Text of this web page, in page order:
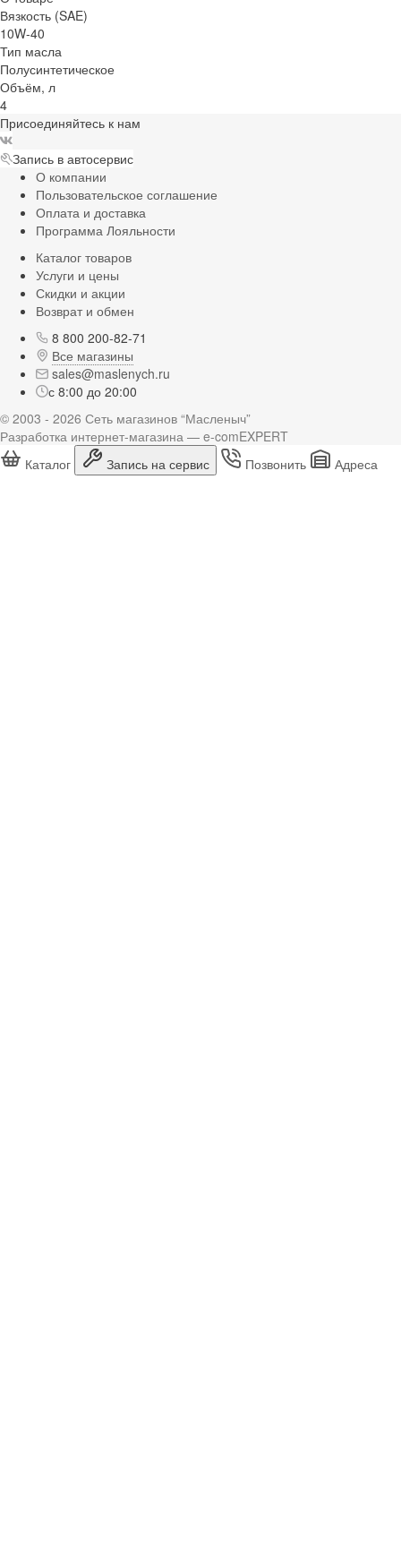
Вязкость (SAE)
10W-40
Тип масла
Полусинтетическое
Объём, л
4
Присоединяйтесь к нам
Запись в автосервис
О компании
Пользовательское соглашение
Оплата и доставка
Программа Лояльности
Каталог товаров
Услуги и цены
Скидки и акции
Возврат и обмен
8 800 200-82-71
Все магазины
sales@maslenych.ru
с 8:00 до 20:00
© 2003 - 2026 Сеть магазинов “Масленыч”
Разработка интернет-магазина — e-comEXPERT
Каталог
Запись на сервис Позвонить Адреса